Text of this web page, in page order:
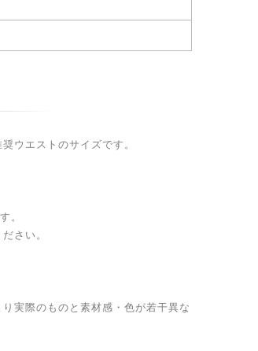
ウエストのサイズです。
。
さい。
実際のものと素材感・色が若干異な